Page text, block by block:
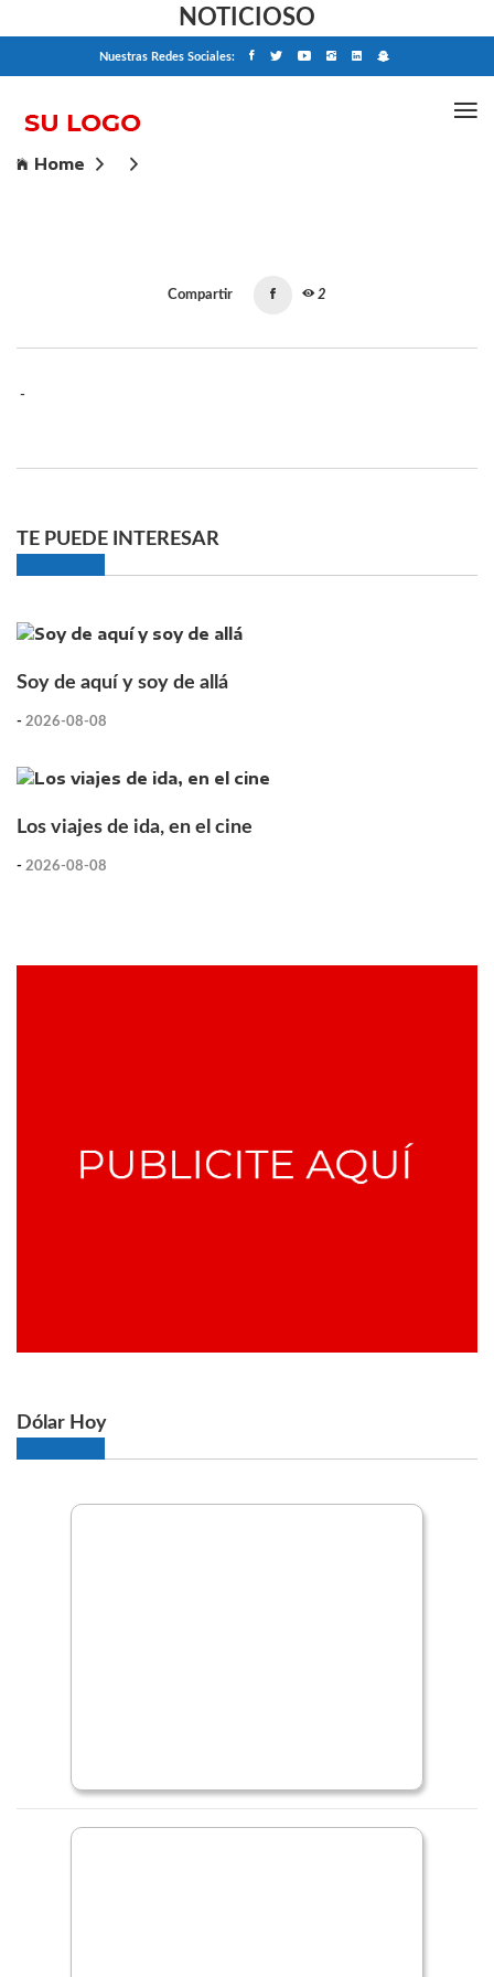
NOTICIOSO
Nuestras Redes Sociales:
Home
Compartir 2
-
TE PUEDE INTERESAR
Soy de aquí y soy de allá
- 2026-08-08
Los viajes de ida, en el cine
- 2026-08-08
Dólar Hoy